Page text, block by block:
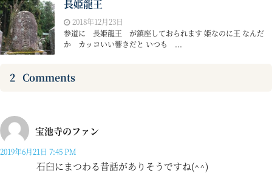
長姫龍王
2018年12月23日
参道に 長姫龍王 が鎮座しておられます 姫なのに王 なんだ
か カッコいい響きだと いつも ...
2 Comments
宝池寺のファン
2019年6月21日 7:45 PM
石臼にまつわる昔話がありそうですね(^^)